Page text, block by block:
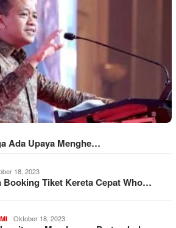
Ada Upaya Menghe…
18, 2023
Booking Tiket Kereta Cepat Who…
Oktober 18, 2023